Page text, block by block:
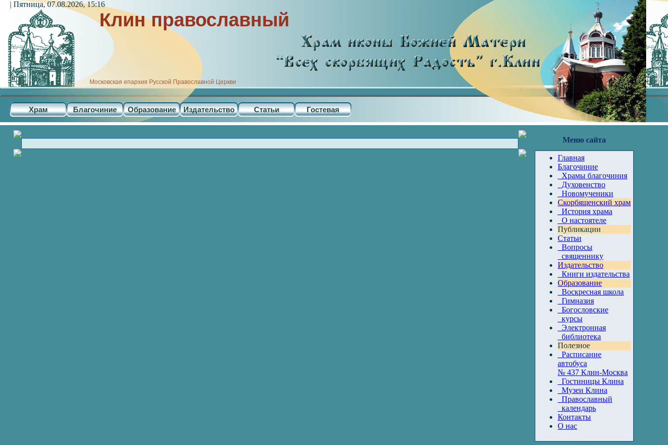
Клин православный
Московская епархия Русской Православной Церкви
Храм Благочиние Образование Издательство Статьи Гостевая
| Пятница, 07.08.2026, 15:16
Меню сайта
Главная
Благочиние
Храмы благочиния
Духовенство
Новомученики
Скорбященский храм
История храма
О настоятеле
Публикации
Статьи
Вопросы
священнику
Издательство
Книги издательства
Образование
Воскресная школа
Гимназия
Богословские
курсы
Электронная
библиотека
Полезное
Расписание
автобуса
№ 437 Клин-Москва
Гостиницы Клина
Музеи Клина
Православный
календарь
Контакты
О нас